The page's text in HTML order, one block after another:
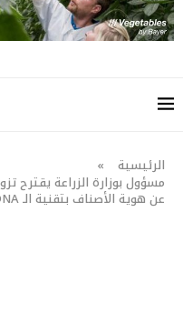
الرئيسية »
مسؤول بوزارة الزراعة يقترح
عن هوية الأصناف بتقنية الـ DNA